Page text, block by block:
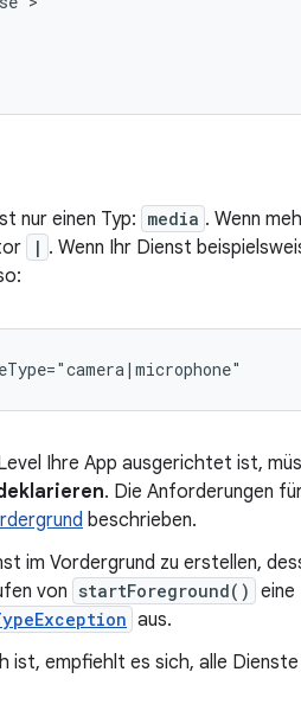
nur einen Typ: media . Wenn
| . Wenn Ihr Dienst
Ihre App ausgerichtet ist,
. Die Anforderungen
beschrieben.
im Vordergrund zu erstellen,
von startForeground() eine
aus.
empfiehlt es sich, alle Dienste